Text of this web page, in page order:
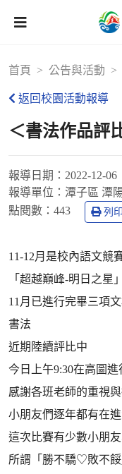
首頁 公告與活動
返回校園活動報導
＜書法作品評
報導日期： 2022-12-06
報導單位： 潭子區 潭
點閱數： 443 列印
11-12月是校內語文競
「超越巔峰-明日之星
11月已進行完畢三項
書法
近期陸續評比中
今日上午9:30在高圖
感謝各班老師的重視
小朋友們逐年都有在
這次比賽有少數小朋
所謂「勝不驕♡敗不餒